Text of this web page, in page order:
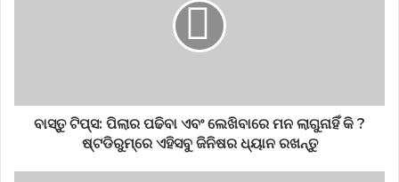
ବାସ୍ତୁ ଟିପ୍ସ: ପିଲାର ପଢିବା ଏବଂ ଲେଖିବାରେ ମନ ଲାଗୁନାହିଁ କି ?
ଷ୍ଟଡିରୁମ୍‌ରେ ଏହିସବୁ ଜିନିଷର ଧ୍ୟାନ ରଖନ୍ତୁ